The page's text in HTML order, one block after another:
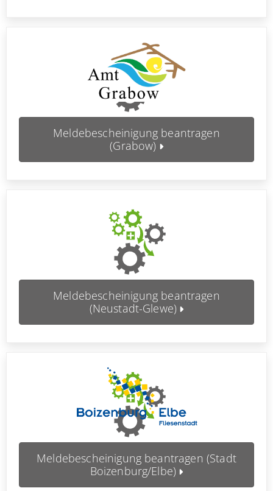
Meldebescheinigung beantragen
(Grabow)
Meldebescheinigung beantragen
(Neustadt-Glewe)
Meldebescheinigung beantragen (Stadt
Boizenburg/Elbe)